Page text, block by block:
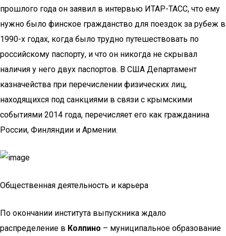
прошлого года он заявил в интервью ИТАР-ТАСС, что ему
нужно было финское гражданство для поездок за рубеж в
1990-х годах, когда было трудно путешествовать по
российскому паспорту, и что он никогда не скрывал
наличия у него двух паспортов. В США Департамент
казначейства при перечислении физических лиц,
находящихся под санкциями в связи с крымскими
событиями 2014 года, перечисляет его как гражданина
России, Финляндии и Армении.
Общественная деятельность и карьера
По окончании института выпускника ждало
распределение в Колпино – муниципальное образование